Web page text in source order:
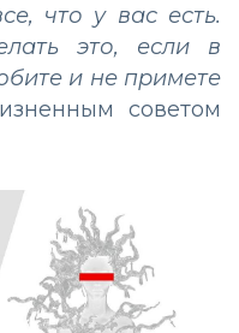
что у вас есть.
это, если в
и не примете
советом